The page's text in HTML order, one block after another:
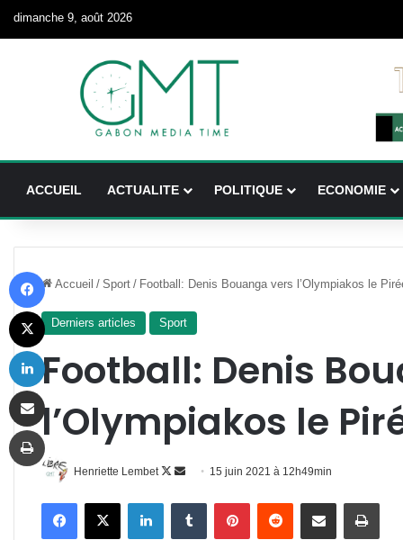
dimanche 9, août 2026
ACCUEIL ACTUALITE POLITIQUE ECONOMIE
Accueil / Sport / Football: Denis Bouanga vers l’Olympiakos le
Derniers articles Sport
Football: Denis
l’Olympiakos le
Henriette Lembet
Follow
Envoyer
courriel
15 juin 2021 à 12h49min
FacebookX LinkedinTumblr PinterestReddit Partager par email
X
Imprimer